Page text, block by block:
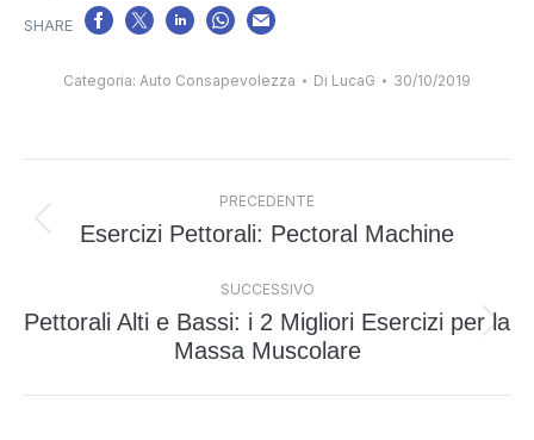
Categoria: Auto Consapevolezza Di LucaG 30/10/2019
tra
PRECEDENTE
Post
Esercizi Pettorali: Pectoral Machine
SUCCESSIVO
Prossimo
Pettorali Alti e Bassi: i 2 Migliori Esercizi per la
Massa Muscolare